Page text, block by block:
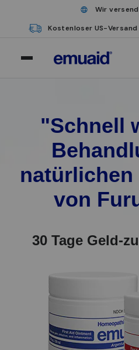
Wir
Kostenloser US-
"Schnell
von
30 Tage Geld-